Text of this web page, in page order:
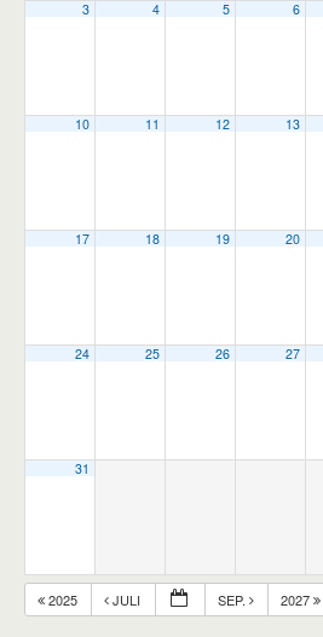
3 4 5 6
10 11 12 13
17 18 19 20
24 25 26 27
31
2025 JULI SEP. 2027